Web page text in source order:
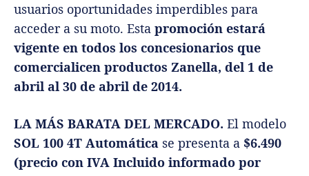
usuarios oportunidades imperdibles para
acceder a su moto. Esta promoción estará
vigente en todos los concesionarios que
comercialicen productos Zanella, del 1 de
abril al 30 de abril de 2014.
LA MÁS BARATA DEL MERCADO. El modelo
SOL 100 4T Automática se presenta a $6.490
(precio con IVA Incluido informado por